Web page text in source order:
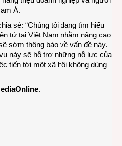
Á.
sẻ: “Chúng tôi đang tìm hiểu
tử tại Việt Nam nhằm nâng cao
sớm thông báo về vấn đề này.
này sẽ hỗ trợ những nỗ lực của
tiến tới một xã hội không dùng
.